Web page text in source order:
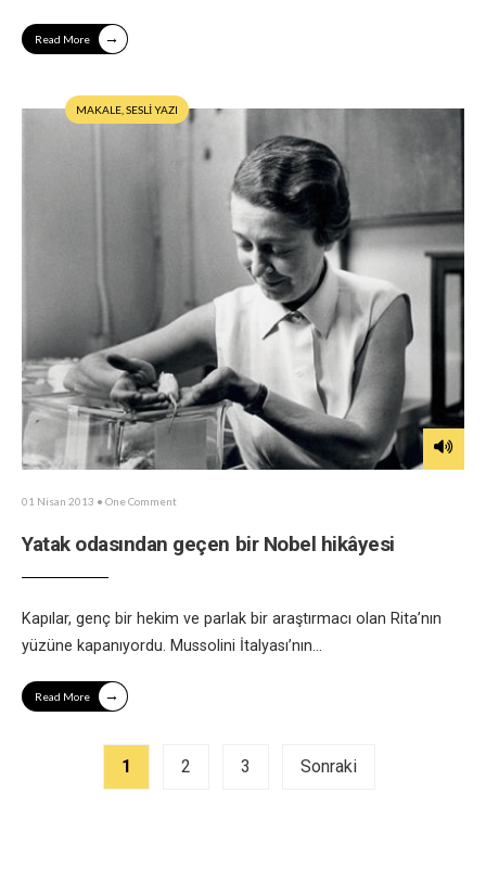
Read More →
MAKALE SESLİ YAZI
01 Nisan 2013 • One Comment
Yatak odasından geçen bir Nobel hikâyesi
Kapılar, genç bir hekim ve parlak bir araştırmacı olan Rita’nın
yüzüne kapanıyordu. Mussolini İtalyası’nın...
Read More →
sayfalandırması
1 2 3 Sonraki